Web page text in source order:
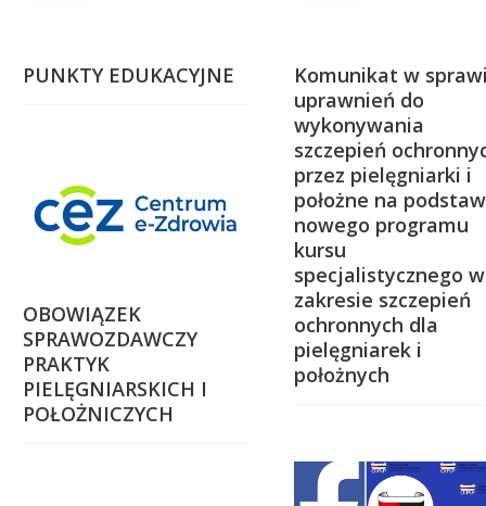
PUNKTY EDUKACYJNE
Komunikat w
uprawnień do
wykonywania
szczepień
przez pielęgniarki i
położne na
nowego programu
kursu
specjalistycznego w
zakresie szczepień
ochronnych dla
pielęgniarek i
położnych
OBOWIĄZEK
SPRAWOZDAWCZY
PRAKTYK
PIELĘGNIARSKICH I
POŁOŻNICZYCH